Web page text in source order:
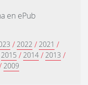
en ePub
/ 2022 / 2021 /
2015 / 2014 / 2013 /
2009